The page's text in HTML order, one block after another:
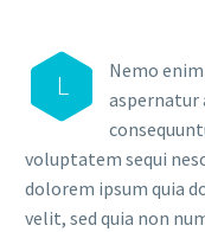
L
Nemo
aspernatur
voluptatem sequi
dolorem ipsum quia
velit, sed quia non